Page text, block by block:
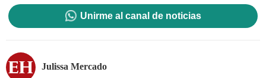
Unirme al canal de noticias
Julissa Mercado